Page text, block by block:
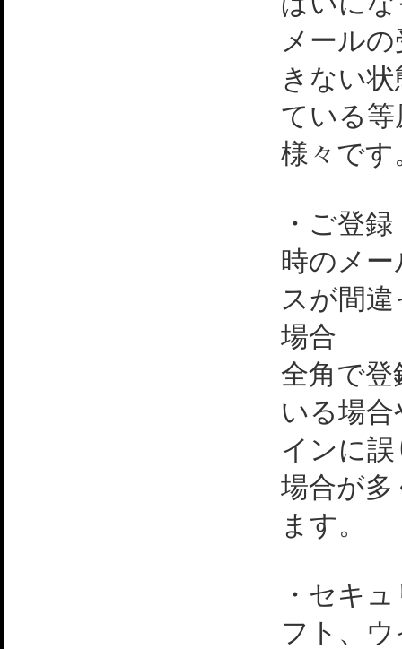
メール
きない
ている
様々です
・ご登
時のメ
スが間
場合
全角で
いる場
インに
場合が
ます。
・セキ
フト、